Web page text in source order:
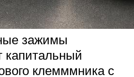
зажимы
капитальный
клемммника с